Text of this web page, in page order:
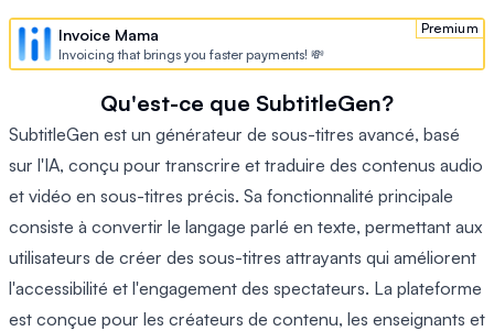
Premium
Invoice Mama
Invoicing that brings you faster payments! 💸
Qu'est-ce que SubtitleGen?
SubtitleGen est un générateur de sous-titres avancé, basé
sur l'IA, conçu pour transcrire et traduire des contenus audio
et vidéo en sous-titres précis. Sa fonctionnalité principale
consiste à convertir le langage parlé en texte, permettant aux
utilisateurs de créer des sous-titres attrayants qui améliorent
l'accessibilité et l'engagement des spectateurs. La plateforme
est conçue pour les créateurs de contenu, les enseignants et